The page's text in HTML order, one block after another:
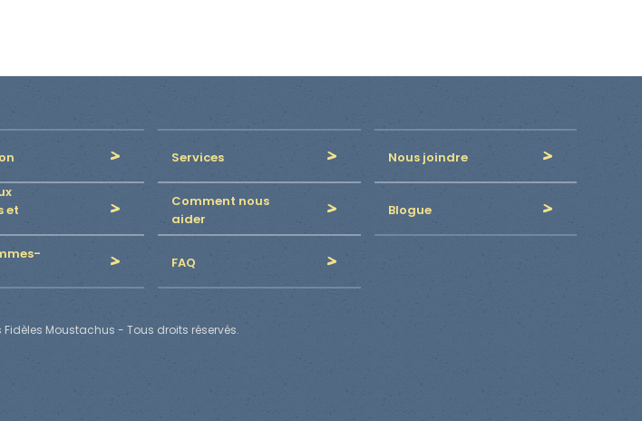
Services
Nous joindre
et
Comment nous
aider
Blogue
FAQ
Fidèles Moustachus - Tous droits réservés.